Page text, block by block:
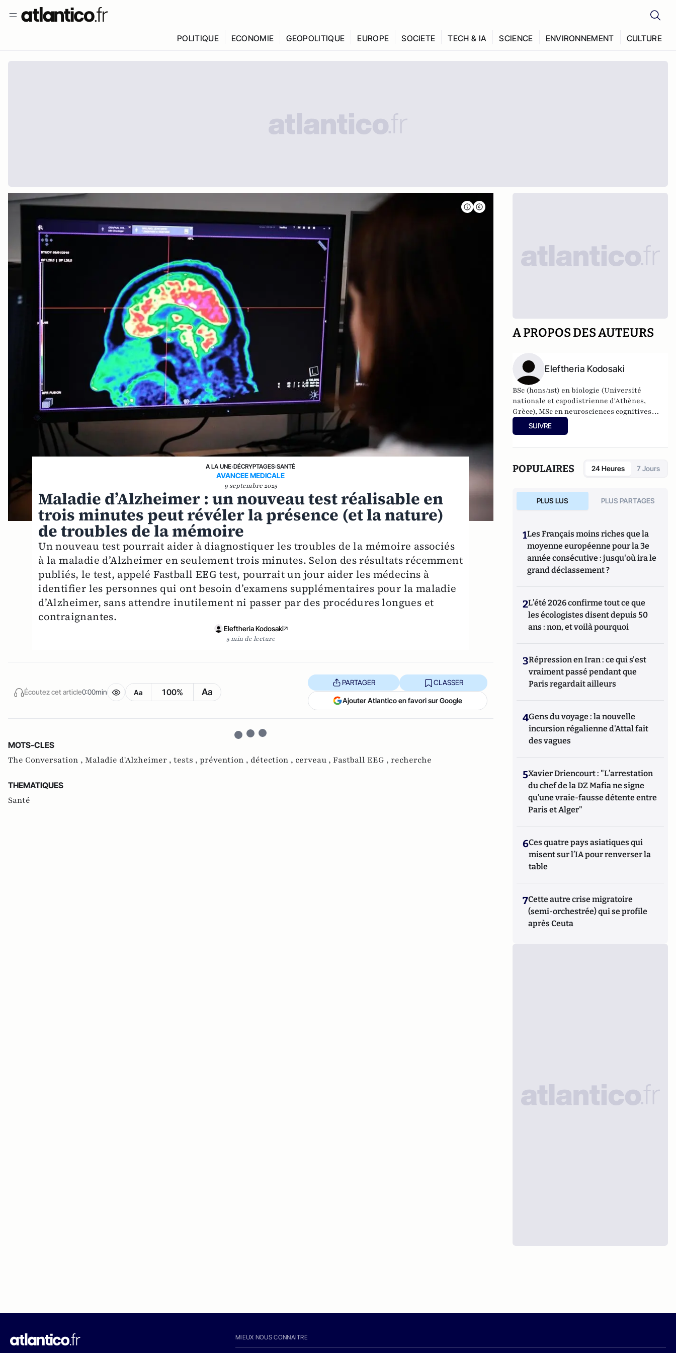
POLITIQUE ECONOMIE GEOPOLITIQUE EUROPE SOCIETE TECH & IA SCIENCE ENVIRONNEMENT CULTURE
A LA UNE›DÉCRYPTAGES›SANTÉ
AVANCEE MEDICALE
9 septembre 2025
Maladie d’Alzheimer : un nouveau test réalisable en
trois minutes peut révéler la présence (et la nature)
de troubles de la mémoire
Un nouveau test pourrait aider à diagnostiquer les troubles de la mémoire associés
à la maladie d’Alzheimer en seulement trois minutes. Selon des résultats récemment
publiés, le test, appelé Fastball EEG test, pourrait un jour aider les médecins à
identifier les personnes qui ont besoin d’examens supplémentaires pour la maladie
d’Alzheimer, sans attendre inutilement ni passer par des procédures longues et
contraignantes.
Eleftheria Kodosaki
5 min de lecture
Écoutez cet article0:00min Aa 100% Aa
PARTAGER CLASSER
Ajouter Atlantico en favori sur Google
MOTS-CLES
The Conversation , Maladie d'Alzheimer , tests , prévention , détection , cerveau , Fastball EEG , recherche
THEMATIQUES
Santé
A PROPOS DES AUTEURS
Eleftheria Kodosaki
BSc (hons/1st) en biologie (Université
nationale et capodistrienne d'Athènes,
Grèce), MSc en neurosciences cognitives
(Université Aston, Royaume-Uni) et
doctorat en neuroimmunologie (Université
SUIVRE
POPULAIRES 24 Heures 7 Jours
PLUS LUS PLUS PARTAGES
1Les Français moins riches que la
moyenne européenne pour la 3e
année consécutive : jusqu'où ira le
grand déclassement ?
2L’été 2026 confirme tout ce que
les écologistes disent depuis 50
ans : non, et voilà pourquoi
3Répression en Iran : ce qui s'est
vraiment passé pendant que
Paris regardait ailleurs
4Gens du voyage : la nouvelle
incursion régalienne d'Attal fait
des vagues
5Xavier Driencourt : "L’arrestation
du chef de la DZ Mafia ne signe
qu’une vraie-fausse détente entre
Paris et Alger"
6Ces quatre pays asiatiques qui
misent sur l’IA pour renverser la
table
7Cette autre crise migratoire
(semi-orchestrée) qui se profile
après Ceuta
MIEUX NOUS CONNAITRE